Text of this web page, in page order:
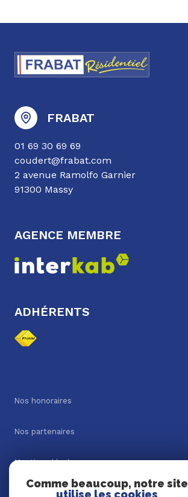
FRABAT
01 69 30 69 69
coudert@frabat.com
2 avenue Ramolfo Garnier
91300 Massy
AGENCE MEMBRE
ADHÉRENTS
Nos honoraires
Nos partenaires
Mentions légales
Comme beaucoup, notre site
utilise les cookies